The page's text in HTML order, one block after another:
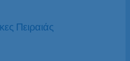
Πειραιάς